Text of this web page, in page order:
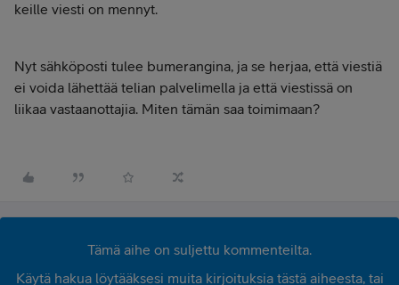
keille viesti on mennyt.
Nyt sähköposti tulee bumerangina, ja se herjaa, että viestiä
ei voida lähettää telian palvelimella ja että viestissä on
liikaa vastaanottajia. Miten tämän saa toimimaan?
Tämä aihe on suljettu kommenteilta.
Käytä hakua löytääksesi muita kirjoituksia tästä aiheesta, tai